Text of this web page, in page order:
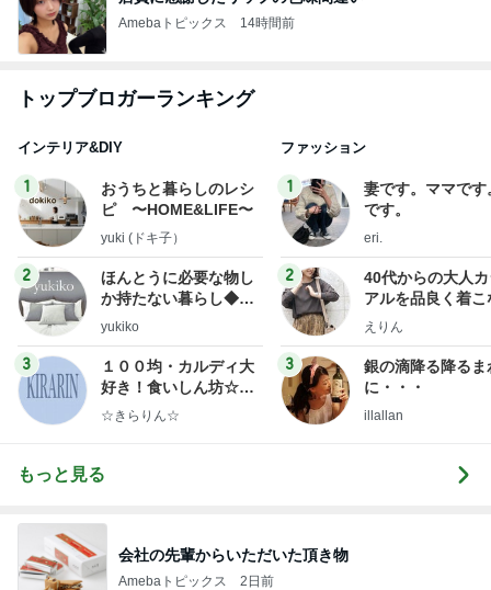
Amebaトピックス 14時間前
トップブロガーランキング
インテリア&DIY
1
おうちと暮らしのレシ
ピ 〜HOME&LIFE〜
yuki (ドキ子）
2
ほんとうに必要な物し
か持たない暮らし◆Ke
ep Life Simple◆〜イ
yukiko
3
１００均・カルディ大
好き！食いしん坊☆き
らりん☆のブログ
☆きらりん☆
ファッション
1
妻です。ママです
です。
eri.
2
40代からの大人
アルを品良く着こ
ファッションブロ
えりん
3
銀の滴降る降るま
に・・・
illallan
もっと見る
会社の先輩からいただいた頂き物
Amebaトピックス 2日前